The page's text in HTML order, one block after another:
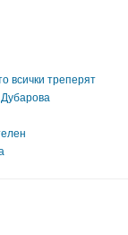
всички треперят